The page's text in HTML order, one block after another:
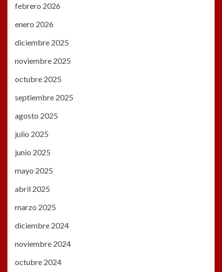
febrero 2026
enero 2026
diciembre 2025
noviembre 2025
octubre 2025
septiembre 2025
agosto 2025
julio 2025
junio 2025
mayo 2025
abril 2025
marzo 2025
diciembre 2024
noviembre 2024
octubre 2024